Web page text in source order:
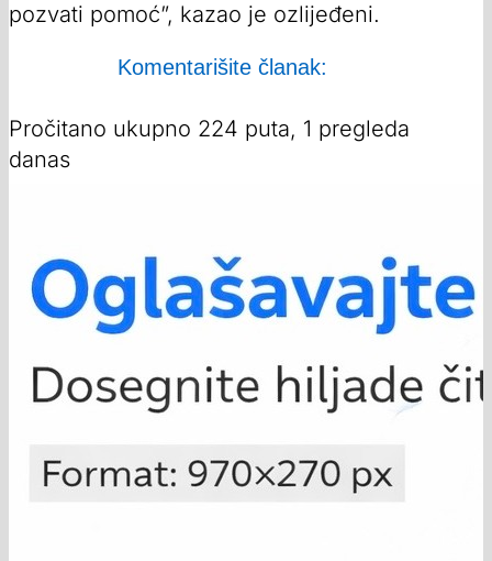
pozvati pomoć”, kazao je ozlijeđeni.
Komentarišite članak:
Pročitano ukupno 224 puta, 1 pregleda
danas